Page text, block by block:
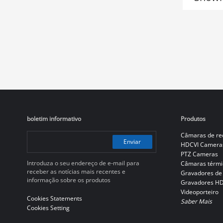
boletim informativo
Enviar
Introduza o seu endereço de e-mail para
receber as notícias mais recentes e
informação sobre os produtos
Cookies Statements
Cookies Setting
Produtos
Câmaras de
HDCVI
PTZ Cameras
Câmaras
Gravadores
Gravadores
Videoporteiro
Saber Mais